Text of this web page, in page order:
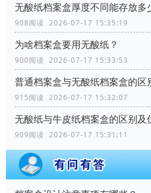
无酸纸档案盒厚度不同能存放多
908阅读 2026-07-17 15:35:19
为啥档案盒要用无酸纸？
900阅读 2026-07-17 15:33:53
普通档案盒与无酸纸档案盒的区
915阅读 2026-07-17 15:32:07
无酸纸与牛皮纸档案盒的区别及
909阅读 2026-07-17 15:31:11